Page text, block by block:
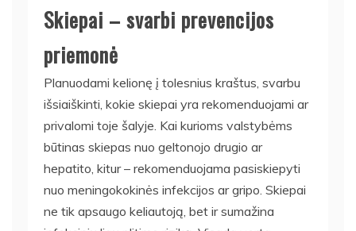
Skiepai – svarbi prevencijos
priemonė
Planuodami kelionę į tolesnius kraštus, svarbu
išsiaiškinti, kokie skiepai yra rekomenduojami ar
privalomi toje šalyje. Kai kurioms valstybėms
būtinas skiepas nuo geltonojo drugio ar
hepatito, kitur – rekomenduojama pasiskiepyti
nuo meningokokinės infekcijos ar gripo. Skiepai
ne tik apsaugo keliautoją, bet ir sumažina